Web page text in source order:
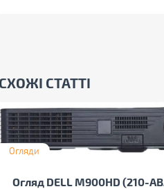
СХОЖІ СТАТТІ
Огляди
Огляд DELL M900HD (210-